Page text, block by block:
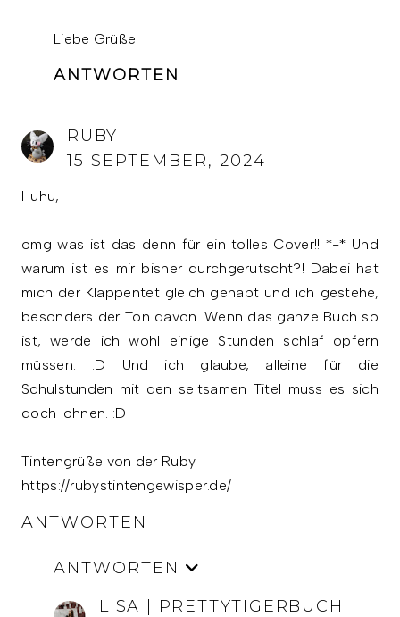
Liebe Grüße
ANTWORTEN
RUBY
15 SEPTEMBER, 2024
Huhu,
omg was ist das denn für ein tolles Cover!! *-* Und
warum ist es mir bisher durchgerutscht?! Dabei hat
mich der Klappentet gleich gehabt und ich gestehe,
besonders der Ton davon. Wenn das ganze Buch so
ist, werde ich wohl einige Stunden schlaf opfern
müssen. :D Und ich glaube, alleine für die
Schulstunden mit den seltsamen Titel muss es sich
doch lohnen. :D
Tintengrüße von der Ruby
https://rubystintengewisper.de/
ANTWORTEN
ANTWORTEN
LISA | PRETTYTIGERBUCH